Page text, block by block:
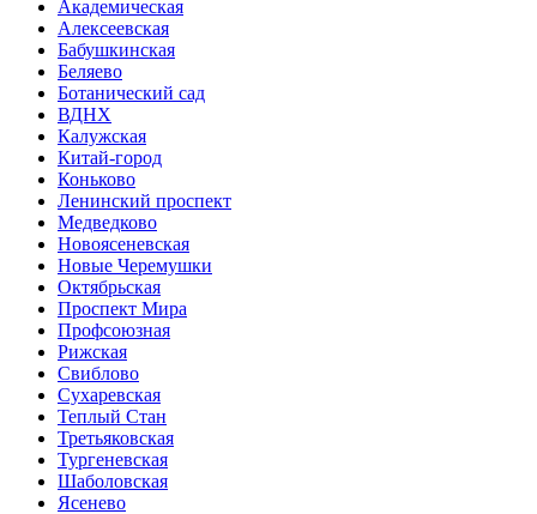
Академическая
Алексеевская
Бабушкинская
Беляево
Ботанический сад
ВДНХ
Калужская
Китай-город
Коньково
Ленинский проспект
Медведково
Новоясе­невская
Новые Черемушки
Октябрьская
Проспект Мира
Профсоюзная
Рижская
Свиблово
Сухаревская
Теплый Стан
Третьяковская
Тургеневская
Шаболовская
Ясенево